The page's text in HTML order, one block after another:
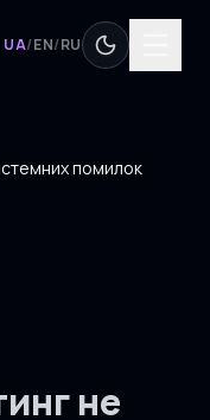
UA/EN/RU
помилок
не